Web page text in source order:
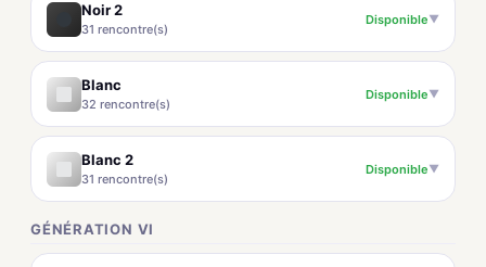
Noir 2
31 rencontre(s)
Disponible▼
Blanc
32 rencontre(s)
Disponible▼
Blanc 2
31 rencontre(s)
Disponible▼
GÉNÉRATION VI